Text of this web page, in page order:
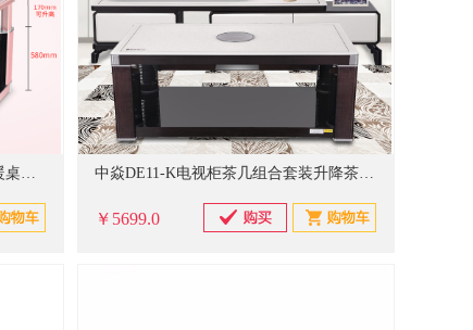
旭帝 取暖茶几 电动可升降家用 取暖桌烤火炉 多功能电暖茶几电烤火茶几长方形取暖 餐桌电烤炉 玫瑰金 电动升降茶几138*75CM带炉 中焱DE11-K电视柜茶几组合套装升降茶几取暖桌取暖茶几烤火桌多功能电炉子电动升降电热茶几电烤桌 取暖茶几+电视柜（线框叶子\黑桃木纹）【组合套装】
￥5699.0